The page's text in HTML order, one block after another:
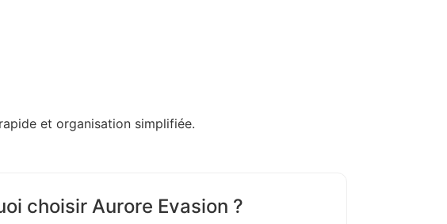
et organisation simplifiée.
choisir Aurore Evasion ?